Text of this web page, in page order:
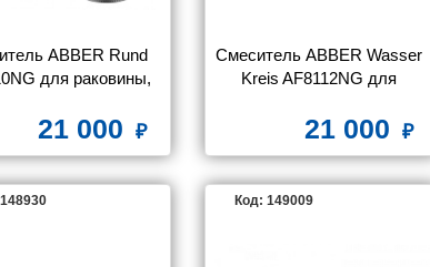
ABBER Rund
для раковины,
21 000
Смеситель ABBER Wasser
Kreis AF8112NG для
монтажа, никель
21 000
Код: 149009